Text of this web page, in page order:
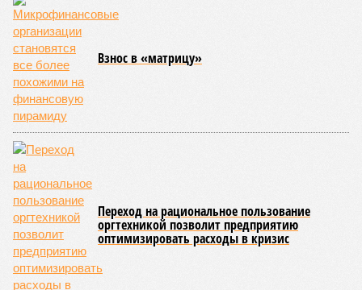
Неудивительно, что гендиректор РЖД
реагируя на словесные интервенции Пашиняна, выступил
со словно растерянно-обиженным комментарием. И,
кажется, стало только хуже. Как отметил менеджер, ЮКЖД
и РЖД«последовательно и в полном объёме исполняют
взятые на себя обязательства в рамках концессионного
договора от 2008 года». «Концессия дала Армении
современную железную дорогу, при этом освободив
бюджет республики от затрат на её восстановление и
содержание. Дивиденды акционеру никогда не
выплачивались, вся прибыль шла на развитие железной
дороги», – добавил Белозёров.
И в самом деле. Российская сторона поставляла Армении
вагоны, по первому чиху ремонтировала пути, в том числе
повреждённые стихией, выплатила в казну закавказской
республики 15 млрд рублей налогов, пускала прибыль на